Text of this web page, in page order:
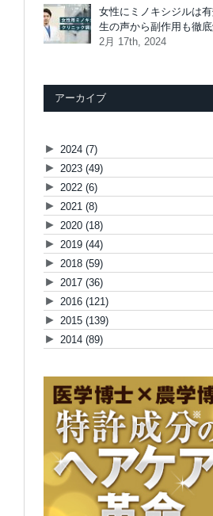
女性にミノキシジルは
生の声から副作用も徹
2月 17th, 2024
アーカイブ
► 2024 (7)
► 2023 (49)
► 2022 (6)
► 2021 (8)
► 2020 (18)
► 2019 (44)
► 2018 (59)
► 2017 (36)
► 2016 (121)
► 2015 (139)
► 2014 (89)